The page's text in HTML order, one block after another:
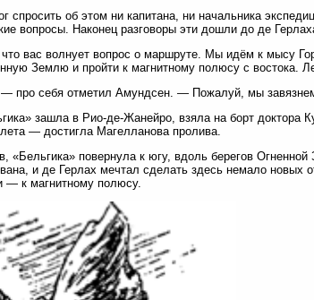
спросить об этом ни капитана, ни начальника
вопросы. Наконец разговоры эти дошли до де
вас волнует вопрос о маршруте. Мы идём к мысу
Землю и пройти к магнитному полюсу с востока.
про себя отметил Амундсен. — Пожалуй, мы
зашла в Рио-де-Жанейро, взяла на борт доктора
— достигла Магелланова пролива.
«Бельгика» повернула к югу, вдоль берегов
и де Герлах мечтал сделать здесь немало новых
— к магнитному полюсу.